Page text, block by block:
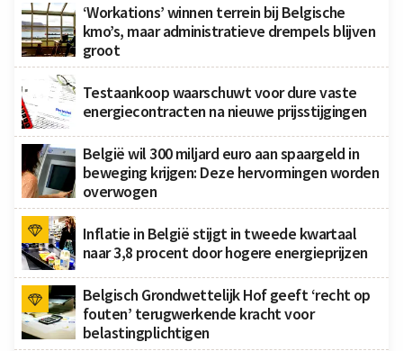
‘Workations’ winnen terrein bij Belgische
kmo’s, maar administratieve drempels blijven
groot
Testaankoop waarschuwt voor dure vaste
energiecontracten na nieuwe prijsstijgingen
België wil 300 miljard euro aan spaargeld in
beweging krijgen: Deze hervormingen worden
overwogen
Inflatie in België stijgt in tweede kwartaal
naar 3,8 procent door hogere energieprijzen
Belgisch Grondwettelijk Hof geeft ‘recht op
fouten’ terugwerkende kracht voor
belastingplichtigen